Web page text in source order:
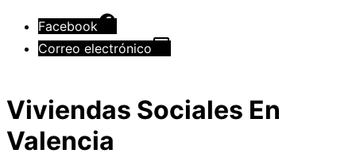
Facebook
Correo electrónico
Viviendas Sociales En
Valencia